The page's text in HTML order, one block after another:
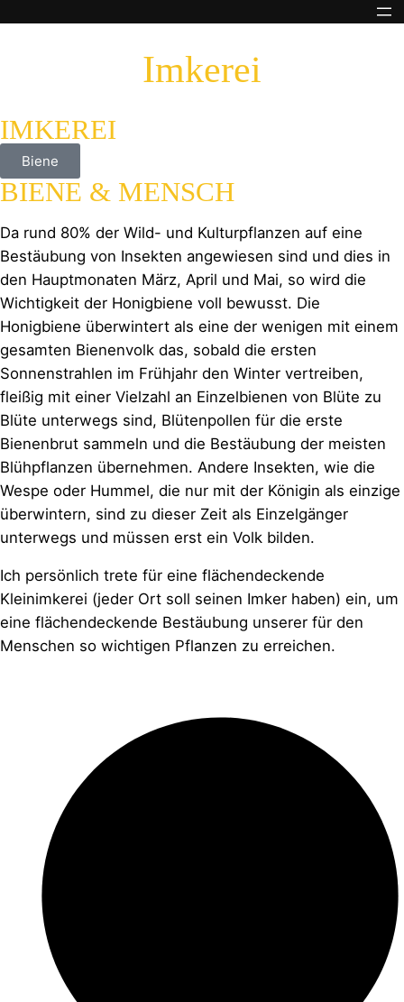
Imkerei
IMKEREI
Biene
BIENE & MENSCH
Da rund 80% der Wild- und Kulturpflanzen auf eine
Bestäubung von Insekten angewiesen sind und dies in
den Hauptmonaten März, April und Mai, so wird die
Wichtigkeit der Honigbiene voll bewusst. Die
Honigbiene überwintert als eine der wenigen mit einem
gesamten Bienenvolk das, sobald die ersten
Sonnenstrahlen im Frühjahr den Winter vertreiben,
fleißig mit einer Vielzahl an Einzelbienen von Blüte zu
Blüte unterwegs sind, Blütenpollen für die erste
Bienenbrut sammeln und die Bestäubung der meisten
Blühpflanzen übernehmen. Andere Insekten, wie die
Wespe oder Hummel, die nur mit der Königin als einzige
überwintern, sind zu dieser Zeit als Einzelgänger
unterwegs und müssen erst ein Volk bilden.
Ich persönlich trete für eine flächendeckende
Kleinimkerei (jeder Ort soll seinen Imker haben) ein, um
eine flächendeckende Bestäubung unserer für den
Menschen so wichtigen Pflanzen zu erreichen.